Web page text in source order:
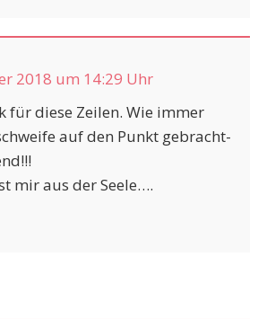
2018 um 14:29 Uhr
für diese Zeilen. Wie immer
auf den Punkt gebracht-
mir aus der Seele….